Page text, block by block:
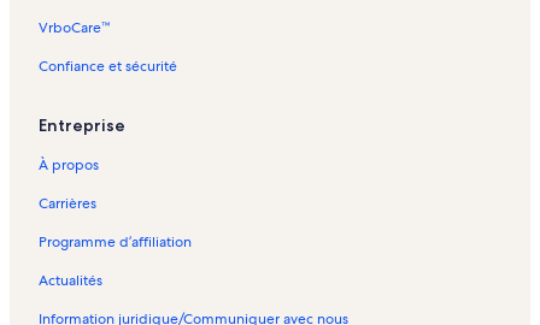
Daintree - Cape Tribulation – Propriétés de vacances
Trinity Beach – Propriétés de vacances
Musée australien des blindés et de l'artillerie – Propriétés de
VrboCare™
Confiance et sécurité
Entreprise
À propos
Carrières
Programme d’affiliation
Actualités
Information juridique/Communiquer avec nous